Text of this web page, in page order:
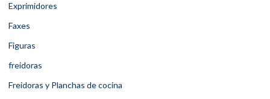
Exprimidores
Faxes
Figuras
freidoras
Freidoras y Planchas de cocina